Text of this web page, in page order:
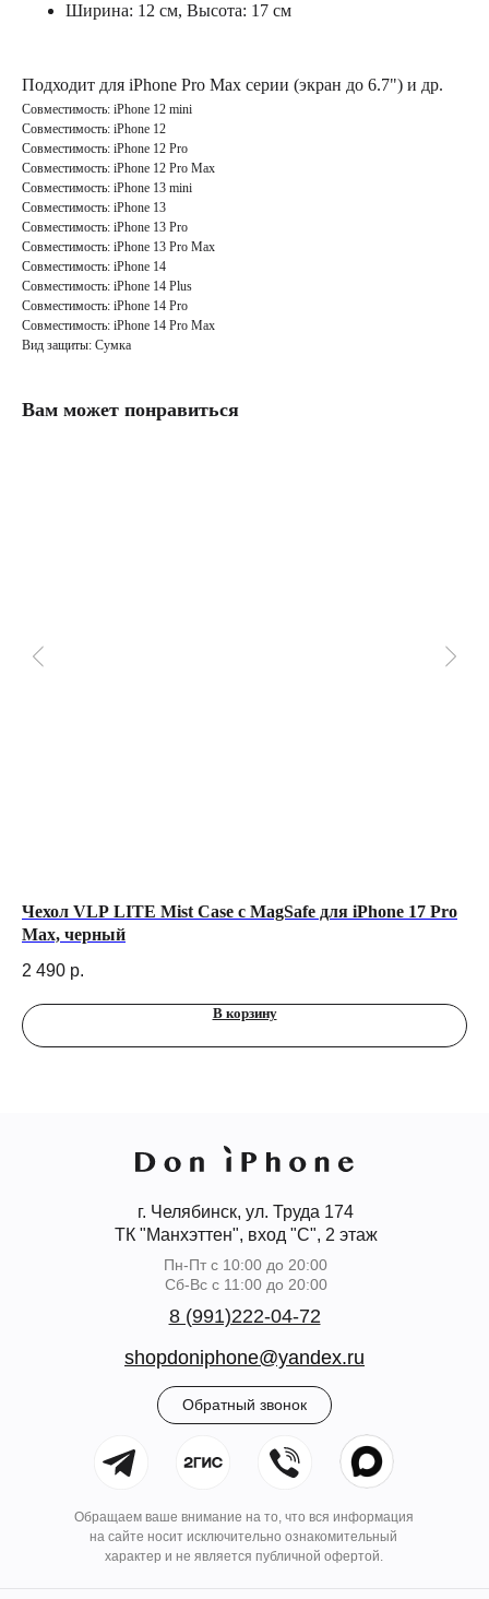
Ширина: 12 см, Высота: 17 см
Подходит для iPhone Pro Max серии (экран до 6.7") и др.
Совместимость: iPhone 12 mini
Совместимость: iPhone 12
Совместимость: iPhone 12 Pro
Совместимость: iPhone 12 Pro Max
Совместимость: iPhone 13 mini
Совместимость: iPhone 13
Совместимость: iPhone 13 Pro
Совместимость: iPhone 13 Pro Max
Совместимость: iPhone 14
Совместимость: iPhone 14 Plus
Совместимость: iPhone 14 Pro
Совместимость: iPhone 14 Pro Max
Вид защиты: Сумка
Вам может понравиться
Чехол VLP LITE Mist Case с MagSafe для iPhone 17 Pro
Max, черный
2 490 р.
В корзину
г. Челябинск, ул. Труда 174
ТК "Манхэттен", вход "С", 2 этаж
Пн-Пт с 10:00 до 20:00
Сб-Вс с 11:00 до 20:00
Обратный звонок
8 (991)222-04-72
shopdoniphone@yandex.ru
Обращаем ваше внимание на то, что вся информация
на сайте носит исключительно ознакомительный
характер и не является публичной офертой.